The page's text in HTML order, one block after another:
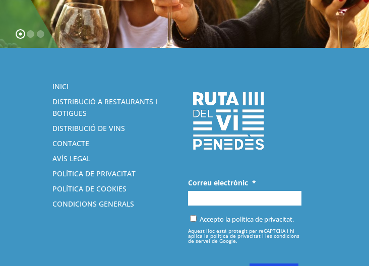
INICI
DISTRIBUCIÓ A RESTAURANTS I
BOTIGUES
DISTRIBUCIÓ DE VINS
CONTACTE
AVÍS LEGAL
POLÍTICA DE PRIVACITAT
POLÍTICA DE COOKIES
CONDICIONS GENERALS
Correu electrònic *
Accepto la política de privacitat.
Aquest lloc està protegit per reCAPTCHA i hi
aplica lapolítica de privacitat i lescondicions
de serveide Google.